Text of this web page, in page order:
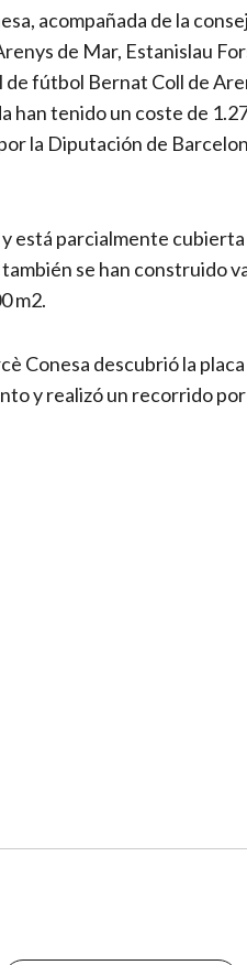
acompañada de la
de Mar, Estanislau
de fútbol Bernat Coll de
han tenido un coste de
la Diputación de
está parcialmente
se han construido
m2.
Conesa descubrió la
y realizó un recorrido